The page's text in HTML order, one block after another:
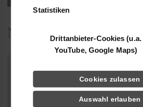
Statistiken
Drittanbieter-Cookies (u.a.
YouTube, Google Maps)
Cookies zulassen
Auswahl erlauben
News